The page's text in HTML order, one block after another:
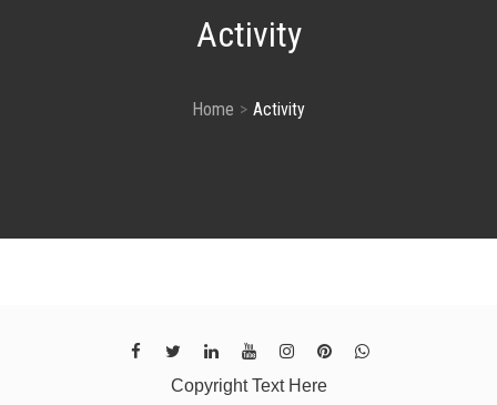
Activity
Home Activity
Copyright Text Here